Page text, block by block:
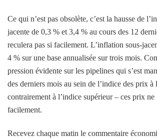
Ce qui n’est pas obsolète, c’est la hausse de
jacente de 0,3 % et 3,4 % au cours des 12
reculera pas si facilement. L’inflation sous-
4 % sur une base annualisée sur trois mois.
pression évidente sur les pipelines qui s’est
des derniers mois au sein de l’indice des prix
contrairement à l’indice supérieur – ces prix ne
facilement.
Recevez chaque matin le commentaire